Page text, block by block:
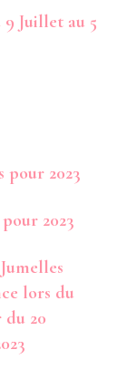
Juillet au 5
pour 2023
2023
lors du
20